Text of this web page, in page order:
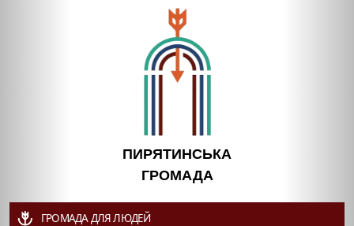
ПИРЯТИНСЬКА
ГРОМАДА
ГРОМАДА ДЛЯ ЛЮДЕЙ